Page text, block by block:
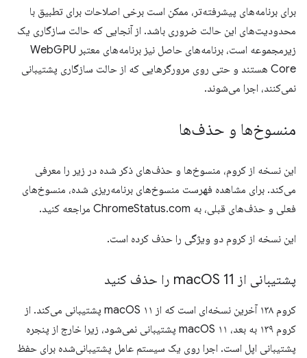
برای برنامه‌های پیشرفته‌تر، ممکن است برخی اصلاحات برای تطبیق با
محدودیت‌های این حالت ضروری باشد. از آنجایی که حالت سازگاری یک
زیرمجموعه است، برنامه‌های حاصل نیز برنامه‌های معتبر WebGPU
Core هستند و حتی روی مرورگرهایی که از حالت سازگاری پشتیبانی
نمی‌کنند، اجرا می‌شوند.
منسوخ‌ها و حذف‌ها
این نسخه از کروم، منسوخ‌ها و حذف‌های ذکر شده در زیر را معرفی
می‌کند. برای مشاهده فهرست منسوخ‌های برنامه‌ریزی شده، منسوخ‌های
فعلی و حذف‌های قبلی، به ChromeStatus.com مراجعه کنید.
این نسخه از کروم دو ویژگی را حذف کرده است.
پشتیبانی از mac OS 11 را حذف کنید
کروم ۱۳۸ آخرین نسخه‌ای است که از macOS ۱۱ پشتیبانی می‌کند. از
کروم ۱۳۹ به بعد، macOS ۱۱ پشتیبانی نمی‌شود، زیرا خارج از پنجره
پشتیبانی اپل است. اجرا روی یک سیستم عامل پشتیبانی‌شده برای حفظ